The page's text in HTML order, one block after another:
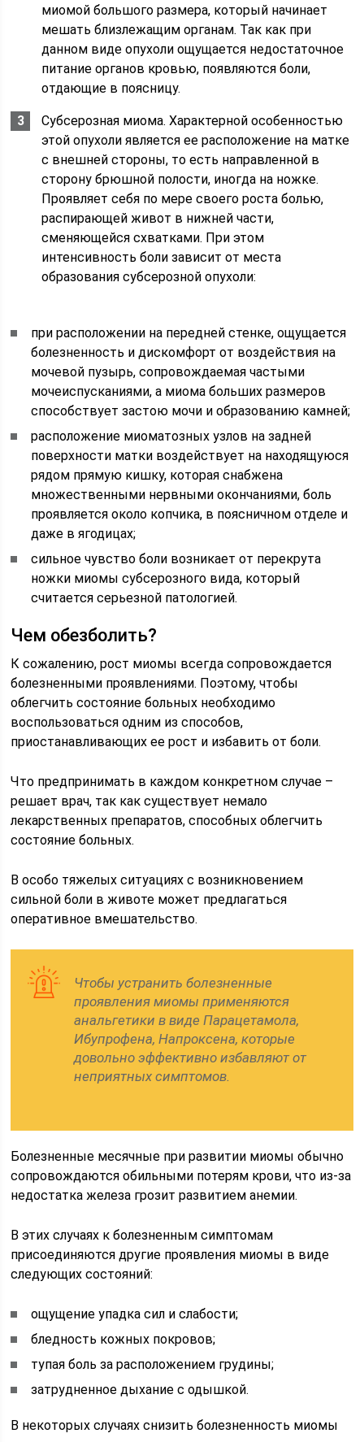
миомой большого размера, который начинает
мешать близлежащим органам. Так как при
данном виде опухоли ощущается недостаточное
питание органов кровью, появляются боли,
отдающие в поясницу.
Субсерозная миома. Характерной особенностью
этой опухоли является ее расположение на матке
с внешней стороны, то есть направленной в
сторону брюшной полости, иногда на ножке.
Проявляет себя по мере своего роста болью,
распирающей живот в нижней части,
сменяющейся схватками. При этом
интенсивность боли зависит от места
образования субсерозной опухоли:
при расположении на передней стенке, ощущается
болезненность и дискомфорт от воздействия на
мочевой пузырь, сопровождаемая частыми
мочеиспусканиями, а миома больших размеров
способствует застою мочи и образованию камней;
расположение миоматозных узлов на задней
поверхности матки воздействует на находящуюся
рядом прямую кишку, которая снабжена
множественными нервными окончаниями, боль
проявляется около копчика, в поясничном отделе и
даже в ягодицах;
сильное чувство боли возникает от перекрута
ножки миомы субсерозного вида, который
считается серьезной патологией.
Чем обезболить?
К сожалению, рост миомы всегда сопровождается
болезненными проявлениями. Поэтому, чтобы
облегчить состояние больных необходимо
воспользоваться одним из способов,
приостанавливающих ее рост и избавить от боли.
Что предпринимать в каждом конкретном случае –
решает врач, так как существует немало
лекарственных препаратов, способных облегчить
состояние больных.
В особо тяжелых ситуациях с возникновением
сильной боли в животе может предлагаться
оперативное вмешательство.
Чтобы устранить болезненные
проявления миомы применяются
анальгетики в виде Парацетамола,
Ибупрофена, Напроксена, которые
довольно эффективно избавляют от
неприятных симптомов.
Болезненные месячные при развитии миомы обычно
сопровождаются обильными потерям крови, что из-за
недостатка железа грозит развитием анемии.
В этих случаях к болезненным симптомам
присоединяются другие проявления миомы в виде
следующих состояний:
ощущение упадка сил и слабости;
бледность кожных покровов;
тупая боль за расположением грудины;
затрудненное дыхание с одышкой.
В некоторых случаях снизить болезненность миомы